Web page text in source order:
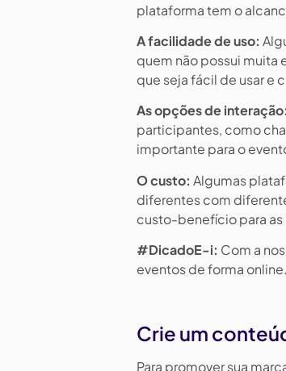
plataforma tem o
A facilidade de uso:
quem não possui muita
que seja fácil de usar e
As opções de interação:
participantes, como
importante para o
O custo: Algumas
diferentes com
custo-benefício para as
#DicadoE-i: Com a
eventos de forma
Crie um
Para promover sua